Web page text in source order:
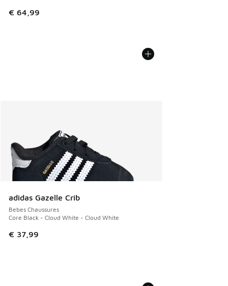
€ 64,99
adidas Gazelle Crib
Bebes Chaussures
Core Black - Cloud White - Cloud White
€ 37,99